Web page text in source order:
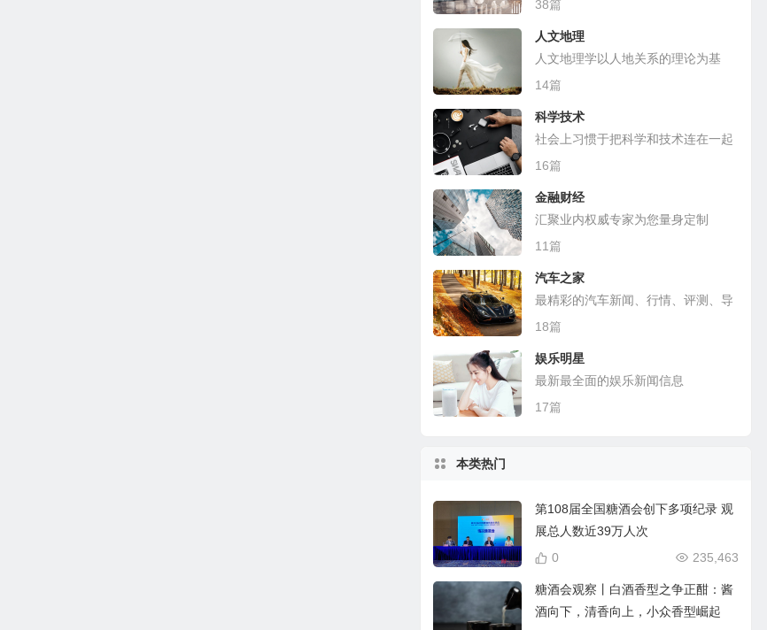
38篇
人文地理
人文地理学以人地关系的理论为基
础，探讨各种人文现象的地理分布
14篇
科学技术
社会上习惯于把科学和技术连在一起
16篇
金融财经
汇聚业内权威专家为您量身定制
11篇
汽车之家
最精彩的汽车新闻、行情、评测、导
购
18篇
娱乐明星
最新最全面的娱乐新闻信息
17篇
本类热门
第108届全国糖酒会创下多项纪录 观
展总人数近39万人次
235,463
0
糖酒会观察丨白酒香型之争正酣：酱
酒向下，清香向上，小众香型崛起